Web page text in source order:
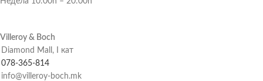
Villeroy & Boch
Diamond Mall, I кат
078-365-814
info@villeroy-boch.mk